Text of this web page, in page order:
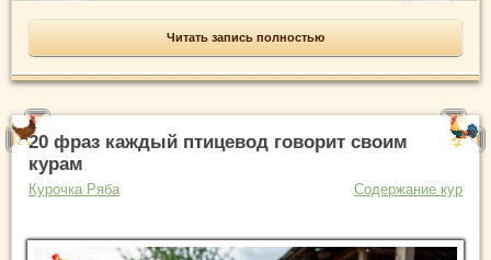
Читать запись полностью
20 фраз каждый птицевод говорит своим
курам
Курочка Ряба Содержание кур